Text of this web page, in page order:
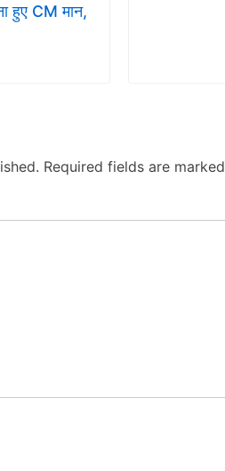
हुए CM मान,
Required fields are marked